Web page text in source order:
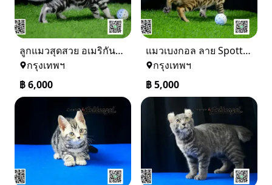
ลูกแมวสุดสวย อเมริกันชอตแฮร์ พันธุ์แท้ สีซิลเวอร์ เพศเมีย
กรุงเทพฯ
฿6,000
แมวเบงกอล ลาย Spotted Donut Rosetted อายุ 2 เดือน เพศเมีย
กรุงเทพฯ
฿5,000